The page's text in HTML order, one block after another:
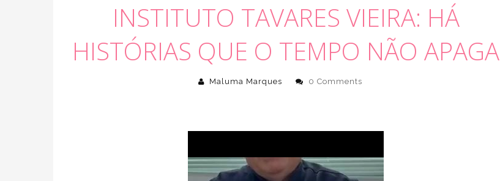
INSTITUTO TAVARES VIEIRA: HÁ
HISTÓRIAS QUE O TEMPO NÃO APAGA
Maluma Marques 0 Comments